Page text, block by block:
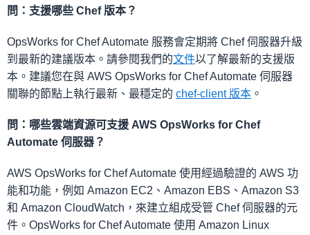
問：支援哪些 Chef 版本？
OpsWorks for Chef Automate 服務會定期將 Chef 伺服器升級
到最新的建議版本。請參閱我們的文件以了解最新的支援版
本。建議您在與 AWS OpsWorks for Chef Automate 伺服器
關聯的節點上執行最新、最穩定的 chef-client 版本 。
問：哪些雲端資源可支援 AWS OpsWorks for Chef
Automate 伺服器？
AWS OpsWorks for Chef Automate 使用經過驗證的 AWS 功
能和功能，例如 Amazon EC2、Amazon EBS、Amazon S3
和 Amazon CloudWatch，來建立組成受管 Chef 伺服器的元
件。OpsWorks for Chef Automate 使用 Amazon Linux